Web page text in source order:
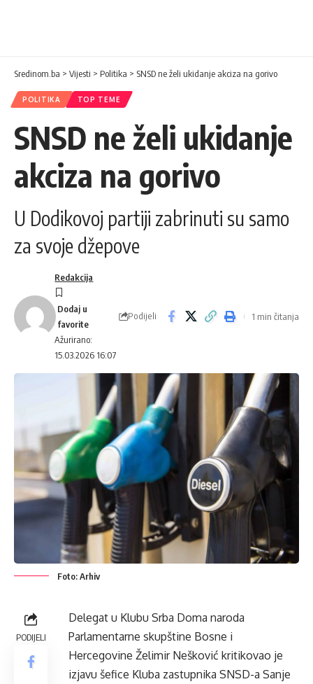
Sredinom.ba > Vijesti > Politika > SNSD ne želi ukidanje akciza na gorivo
POLITIKA TOP TEME
SNSD ne želi ukidanje
akciza na gorivo
U Dodikovoj partiji zabrinuti su samo
za svoje džepove
Ažurirano:
15.03.2026 16:07
Redakcija
Podijeli 1 min čitanja
Foto: Arhiv
PODIJELI
Delegat u Klubu Srba Doma naroda
Parlamentarne skupštine Bosne i
Hercegovine Želimir Nešković kritikovao je
izjavu šefice Kluba zastupnika SNSD-a Sanje